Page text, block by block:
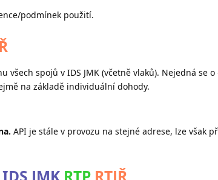
podmínek použití.
všech spojů v IDS JMK (včetně vlaků). Nejedná se
na základě individuální dohody.
API je stále v provozu na stejné adrese, lze však